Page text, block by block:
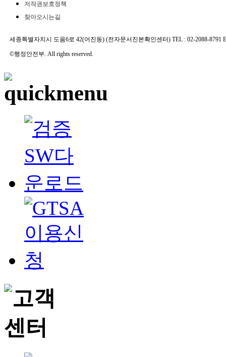
저작권보호정책
찾아오시는길
세종특별자치시 도움6로 42(어진동) (전자문서진본확인센터) TEL : 02-2088-8791
©행정안전부. All rights reserved.